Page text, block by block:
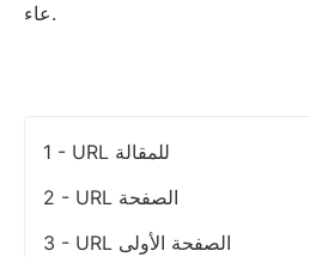
عاء.
1 - URL للمقالة
2 - URL الصفحة
3 - URL الصفحة الأولى